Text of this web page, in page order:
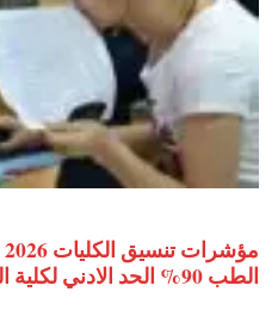
الطب 90% الحد الادني لكلية الهندسة